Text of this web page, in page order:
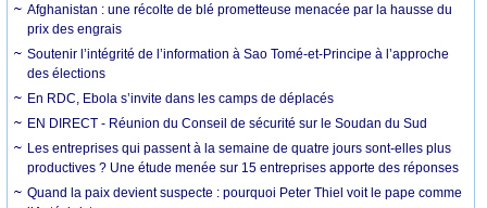
Afghanistan : une récolte de blé prometteuse menacée par la hausse du
prix des engrais
Soutenir l’intégrité de l’information à Sao Tomé-et-Principe à l’approche
des élections
En RDC, Ebola s’invite dans les camps de déplacés
EN DIRECT - Réunion du Conseil de sécurité sur le Soudan du Sud
Les entreprises qui passent à la semaine de quatre jours sont-elles plus
productives ? Une étude menée sur 15 entreprises apporte des réponses
Quand la paix devient suspecte : pourquoi Peter Thiel voit le pape comme